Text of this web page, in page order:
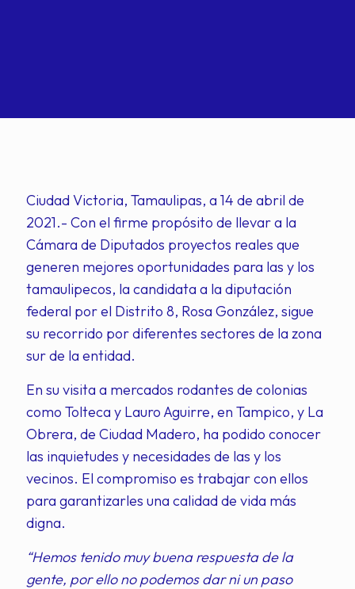
Ciudad Victoria, Tamaulipas, a 14 de abril de
2021.- Con el firme propósito de llevar a la
Cámara de Diputados proyectos reales que
generen mejores oportunidades para las y los
tamaulipecos, la candidata a la diputación
federal por el Distrito 8, Rosa González, sigue
su recorrido por diferentes sectores de la zona
sur de la entidad.
En su visita a mercados rodantes de colonias
como Tolteca y Lauro Aguirre, en Tampico, y La
Obrera, de Ciudad Madero, ha podido conocer
las inquietudes y necesidades de las y los
vecinos. El compromiso es trabajar con ellos
para garantizarles una calidad de vida más
digna.
“Hemos tenido muy buena respuesta de la
gente, por ello no podemos dar ni un paso